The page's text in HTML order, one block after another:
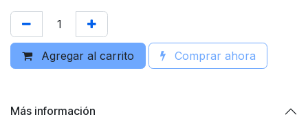
Agregar al carrito Comprar ahora
Más información